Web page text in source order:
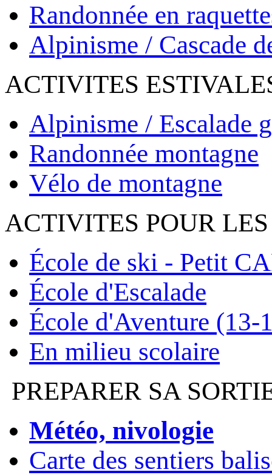
Randonnée en
Alpinisme / Cascade
ACTIVITES
Alpinisme / Escalade
Randonnée montagne
Vélo de montagne
ACTIVITES POUR
École de ski - Petit
École d'Escalade
École d'Aventure (13-
En milieu scolaire
PREPARER SA
Météo, nivologie
Carte des sentiers